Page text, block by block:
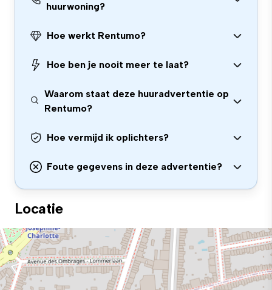
huurwoning?
Hoe werkt Rentumo?
Hoe ben je nooit meer te laat?
Waarom staat deze huuradvertentie op
Rentumo?
Hoe vermijd ik oplichters?
Foute gegevens in deze advertentie?
Locatie